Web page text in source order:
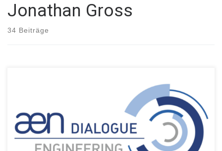
Jonathan Gross
34 Beiträge
15.09.2021 – 16:00 digital, via Webex